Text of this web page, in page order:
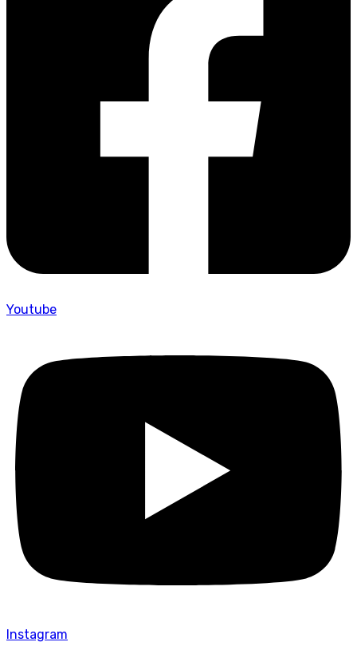
Youtube
Instagram